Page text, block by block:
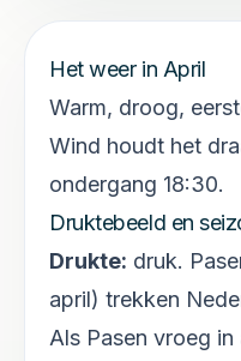
Het weer in April
Warm, droog,
Wind houdt het
ondergang 18:30.
Druktebeeld en
Drukte: druk.
april) trekken
Als Pasen vroeg